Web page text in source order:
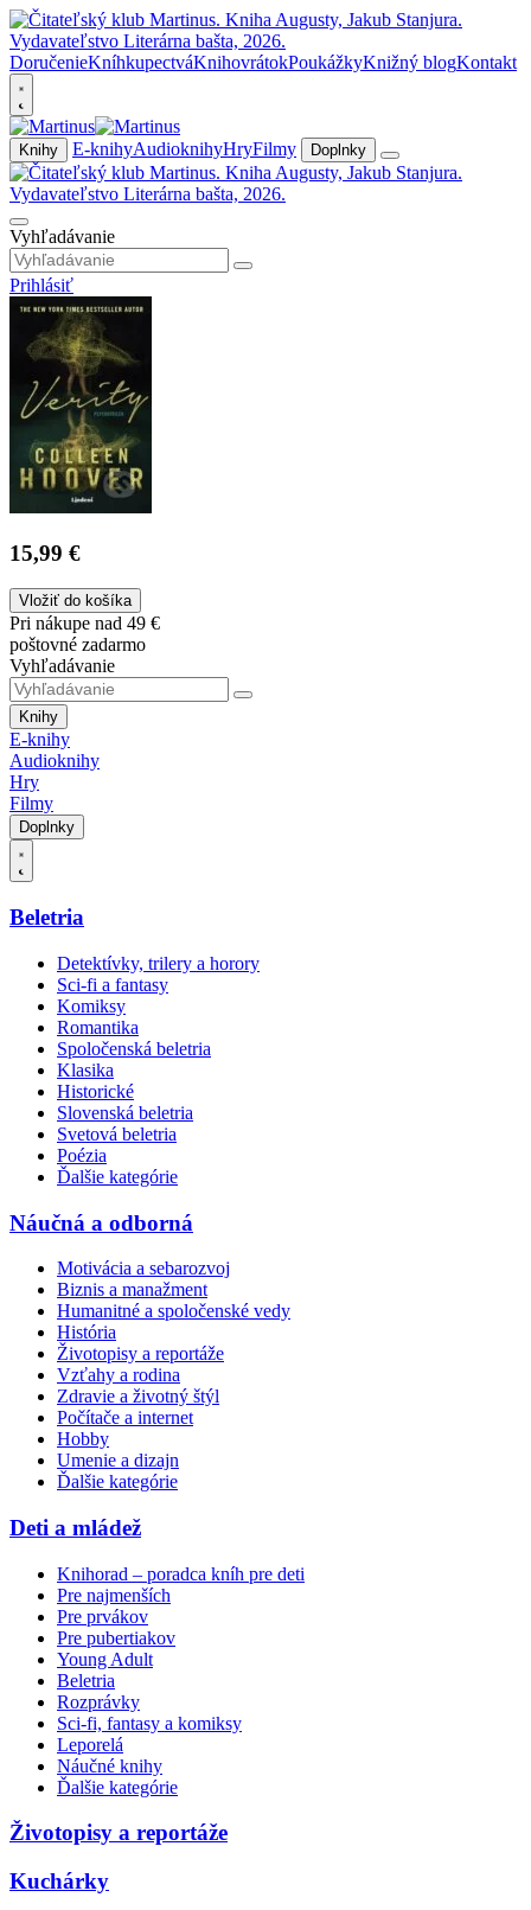
DoručenieKníhkupectváKnihovrátokPoukážkyKnižný blogKontakt
Knihy E-knihyAudioknihyHryFilmy Doplnky
Vyhľadávanie
Prihlásiť
15,99 €
Vložiť do košíka
Pri nákupe nad 49 €
poštovné zadarmo
Vyhľadávanie
Knihy
E-knihy
Audioknihy
Hry
Filmy
Doplnky
Beletria
Detektívky, trilery a horory
Sci-fi a fantasy
Komiksy
Romantika
Spoločenská beletria
Klasika
Historické
Slovenská beletria
Svetová beletria
Poézia
Ďalšie kategórie
Náučná a odborná
Motivácia a sebarozvoj
Biznis a manažment
Humanitné a spoločenské vedy
História
Životopisy a reportáže
Vzťahy a rodina
Zdravie a životný štýl
Počítače a internet
Hobby
Umenie a dizajn
Ďalšie kategórie
Deti a mládež
Knihorad – poradca kníh pre deti
Pre najmenších
Pre prvákov
Pre pubertiakov
Young Adult
Beletria
Rozprávky
Sci-fi, fantasy a komiksy
Leporelá
Náučné knihy
Ďalšie kategórie
Životopisy a reportáže
Kuchárky